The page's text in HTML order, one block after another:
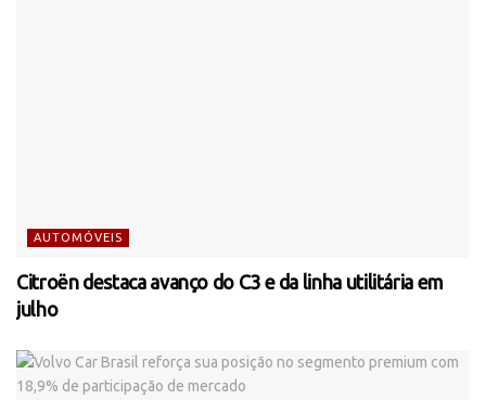
AUTOMÓVEIS
Citroën destaca avanço do C3 e da linha utilitária em
julho